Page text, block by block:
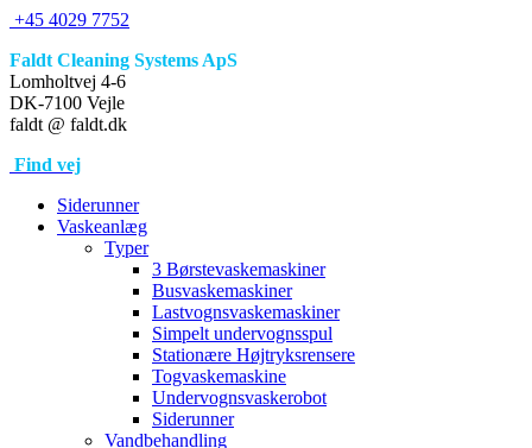
+45 4029 7752
Faldt Cleaning Systems ApS
Lomholtvej 4-6
DK-7100 Vejle
faldt @ faldt.dk
Find vej
Siderunner
Vaskeanlæg
Typer
3 Børstevaskemaskiner
Busvaskemaskiner
Lastvognsvaskemaskiner
Simpelt undervognsspul
Stationære Højtryksrensere
Togvaskemaskine
Undervognsvaskerobot
Siderunner
Vandbehandling